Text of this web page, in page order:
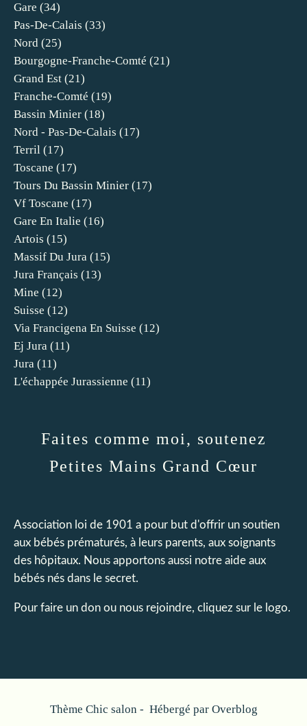
Gare (34)
Pas-De-Calais (33)
Nord (25)
Bourgogne-Franche-Comté (21)
Grand Est (21)
Franche-Comté (19)
Bassin Minier (18)
Nord - Pas-De-Calais (17)
Terril (17)
Toscane (17)
Tours Du Bassin Minier (17)
Vf Toscane (17)
Gare En Italie (16)
Artois (15)
Massif Du Jura (15)
Jura Français (13)
Mine (12)
Suisse (12)
Via Francigena En Suisse (12)
Ej Jura (11)
Jura (11)
L'échappée Jurassienne (11)
Faites comme moi, soutenez
Petites Mains Grand Cœur
Association loi de 1901 a pour but d'offrir un soutien
aux bébés prématurés, à leurs parents, aux soignants
des hôpitaux. Nous apportons aussi notre aide aux
bébés nés dans le secret.
Pour faire un don ou nous rejoindre, cliquez sur le logo.
Thème Chic salon - Hébergé par Overblog